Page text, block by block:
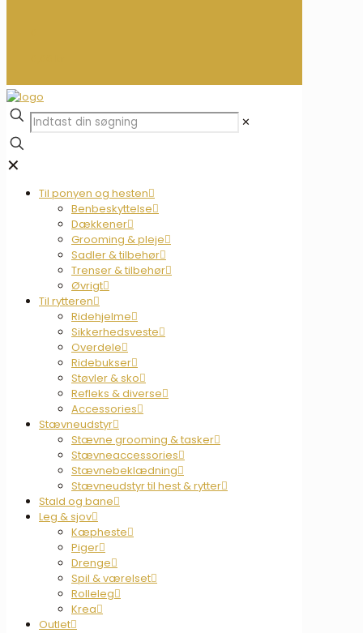
✕
✕
Til ponyen og hesten
Benbeskyttelse
Dækkener
Grooming & pleje
Sadler & tilbehør
Trenser & tilbehør
Øvrigt
Til rytteren
Ridehjelme
Sikkerhedsveste
Overdele
Ridebukser
Støvler & sko
Refleks & diverse
Accessories
Stævneudstyr
Stævne grooming & tasker
Stævneaccessories
Stævnebeklædning
Stævneudstyr til hest & rytter
Stald og bane
Leg & sjov
Kæpheste
Piger
Drenge
Spil & værelset
Rolleleg
Krea
Outlet